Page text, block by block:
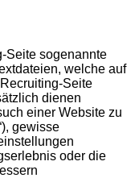
Seite sogenannte
welche auf
Seite
dienen
einer Website zu
gewisse
oder die